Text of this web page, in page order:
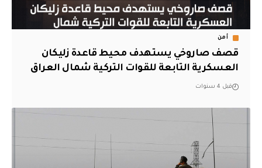
أمن
قصف صاروخي يستهدف محيط قاعدة زليكان
العسكرية التابعة للقوات التركية شمال العراق
قبل 4 سنوات